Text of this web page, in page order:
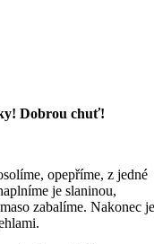
Dobrou chuť!
opepříme, z jedné
je slaninou,
zabalíme. Nakonec je